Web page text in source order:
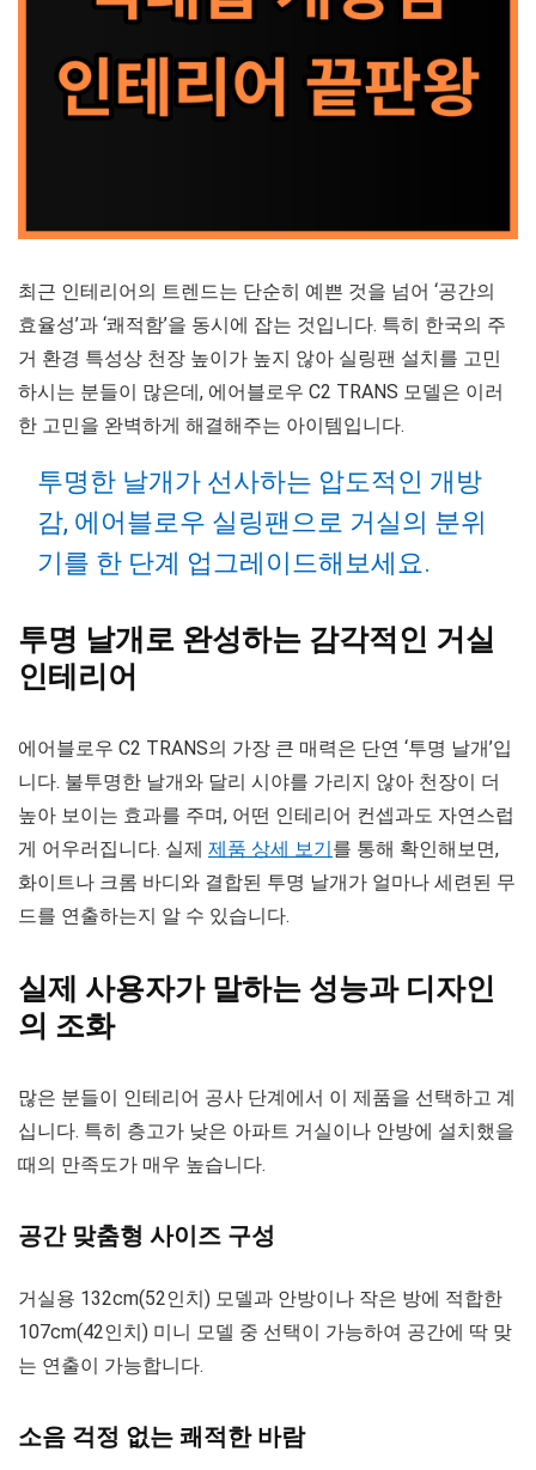
최근 인테리어의 트렌드는 단순히 예쁜 것을 넘어 ‘공간의
효율성’과 ‘쾌적함’을 동시에 잡는 것입니다. 특히 한국의 주
거 환경 특성상 천장 높이가 높지 않아 실링팬 설치를 고민
하시는 분들이 많은데, 에어블로우 C2 TRANS 모델은 이러
한 고민을 완벽하게 해결해주는 아이템입니다.
투명한 날개가 선사하는 압도적인 개방
감, 에어블로우 실링팬으로 거실의 분위
기를 한 단계 업그레이드해보세요.
투명 날개로 완성하는 감각적인 거실
인테리어
에어블로우 C2 TRANS의 가장 큰 매력은 단연 ‘투명 날개’입
니다. 불투명한 날개와 달리 시야를 가리지 않아 천장이 더
높아 보이는 효과를 주며, 어떤 인테리어 컨셉과도 자연스럽
게 어우러집니다. 실제 제품 상세 보기를 통해 확인해보면,
화이트나 크롬 바디와 결합된 투명 날개가 얼마나 세련된 무
드를 연출하는지 알 수 있습니다.
실제 사용자가 말하는 성능과 디자인
의 조화
많은 분들이 인테리어 공사 단계에서 이 제품을 선택하고 계
십니다. 특히 층고가 낮은 아파트 거실이나 안방에 설치했을
때의 만족도가 매우 높습니다.
공간 맞춤형 사이즈 구성
거실용 132cm(52인치) 모델과 안방이나 작은 방에 적합한
107cm(42인치) 미니 모델 중 선택이 가능하여 공간에 딱 맞
는 연출이 가능합니다.
소음 걱정 없는 쾌적한 바람